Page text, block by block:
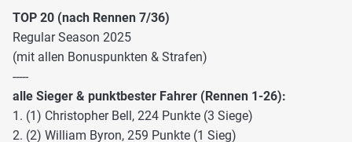
TOP 20 (nach Rennen 7/36)
Regular Season 2025
(mit allen Bonuspunkten & Strafen)
-----
alle Sieger & punktbester Fahrer (Rennen 1-26):
1. (1) Christopher Bell, 224 Punkte (3 Siege)
2. (2) William Byron, 259 Punkte (1 Sieg)